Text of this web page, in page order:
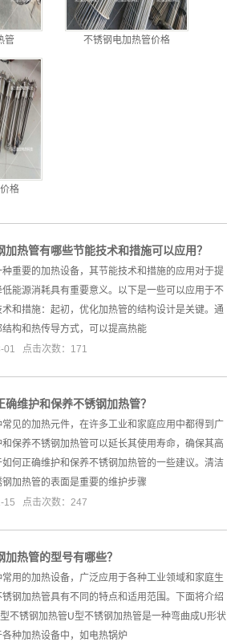
管 不锈钢电加热管价格
格
加热管有哪些节能技术和措施可以应用？
重要的加热设备，其节能技术和措施的应用对于提
能源消耗具有重要意义。以下是一些可以应用于不
和措施：起初，优化加热管的结构设计是关键。通
构和热传导方式，可以提高热能
01 点击次数：171
确维护和保养不锈钢加热管？
见的加热元件，在许多工业和家庭应用中都得到广
保养不锈钢加热管可以延长其使用寿命，确保其高
何正确维护和保养不锈钢加热管的一些建议。清洁
加热管的表面是重要的维护步骤
15 点击次数：247
加热管的型号有哪些？
用的加热设备，广泛应用于各种工业领域和家庭生
钢加热管具有不同的特点和适用范围。下面将介绍
不锈钢加热管U型不锈钢加热管是一种弯曲成U形状
种加热设备中，如电热锅炉